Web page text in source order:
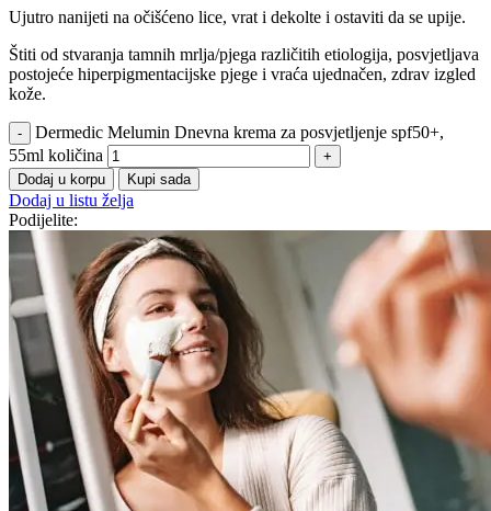
Ujutro nanijeti na očišćeno lice, vrat i dekolte i ostaviti da se upije.
Štiti od stvaranja tamnih mrlja/pjega različitih etiologija, posvjetljava
postojeće hiperpigmentacijske pjege i vraća ujednačen, zdrav izgled
kože.
Dermedic Melumin Dnevna krema za posvjetljenje spf50+,
55ml količina
Dodaj u korpu Kupi sada
Dodaj u listu želja
Podijelite: